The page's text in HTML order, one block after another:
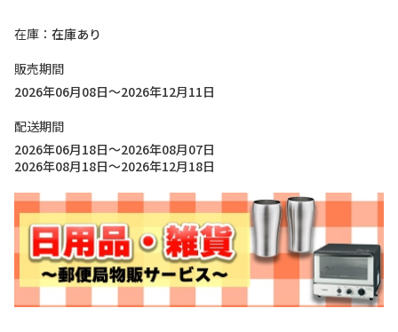
在庫
在庫あり
販売期間
2026年06月08日～2026年12月11日
配送期間
2026年06月18日～2026年08月07日
2026年08月18日～2026年12月18日